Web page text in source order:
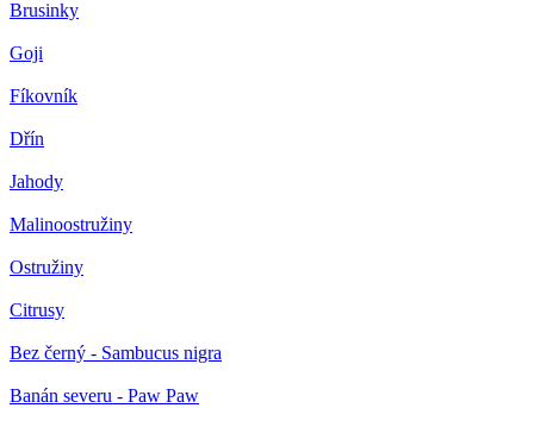
Brusinky
Goji
Fíkovník
Dřín
Jahody
Malinoostružiny
Ostružiny
Citrusy
Bez černý - Sambucus nigra
Banán severu - Paw Paw